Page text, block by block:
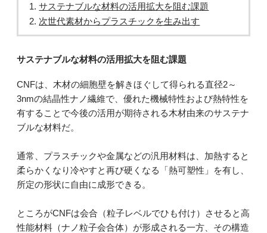
サステナブルな材料の活用拡大を阻む課題
次世代素材からプラスチックを生み出す
サステナブルな材料の活用拡大を阻む課題
CNFは、木材の細胞壁を解きほぐして得られる直径2～
3nmの結晶性ナノ繊維で、優れた機械特性および熱特性を
有することで今後の活用が期待される木材由来のサステナ
ブルな材料だ。
通常、プラスチックや金属などの汎用材料は、加熱すると
柔らかくなり冷やすと再び硬くなる「熱可塑性」を有し、
所定の形状に自由に成形できる。
ところがCNFは会合（粒子レベルでひも付け）させると高
性能材料（ナノ粒子会合体）が形成される一方、その構造